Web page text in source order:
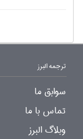
ترجمه البرز
سوابق ما
تماس با ما
وبلاگ البرز